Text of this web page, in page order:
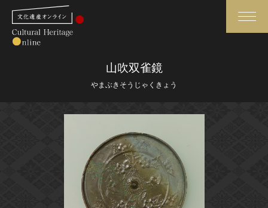
さらに詳細検索
媒体資料・関連記事等
博物館、美術館の皆さまへ
山吹双雀鏡
やまぶきそうじゃくきょう